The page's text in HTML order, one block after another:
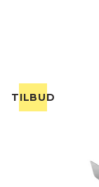
TILBUD